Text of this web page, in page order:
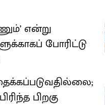
என்று
போரிட்டு
பிறகு